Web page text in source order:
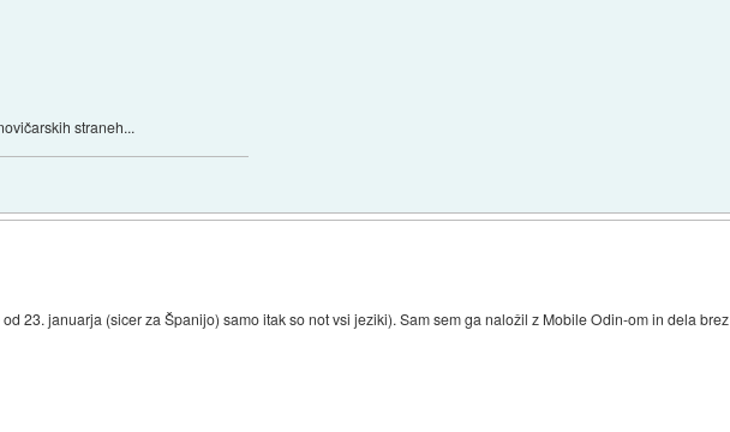
straneh...
23. januarja (sicer za Španijo) samo itak so not vsi jeziki). Sam sem ga naložil z Mobile Odin-om in dela brez